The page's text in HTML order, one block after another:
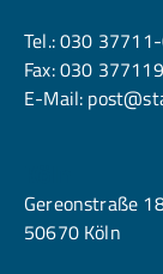
Tel.:030
Fax: 030
E-Mail:
Gereonstraße
50670 Köln